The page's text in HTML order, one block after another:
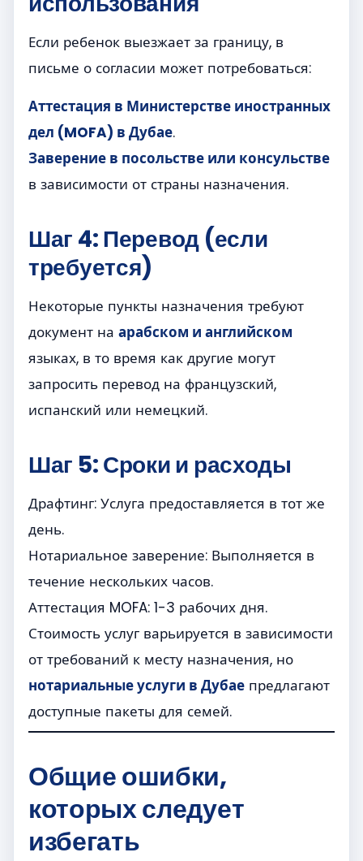
Если ребенок выезжает за границу, в
письме о согласии может потребоваться:
Аттестация в Министерстве иностранных
дел (MOFA) в Дубае.
Заверение в посольстве или консульстве
в зависимости от страны назначения.
Шаг 4: Перевод (если
требуется)
Некоторые пункты назначения требуют
документ на арабском и английском
языках, в то время как другие могут
запросить перевод на французский,
испанский или немецкий.
Шаг 5: Сроки и расходы
Драфтинг: Услуга предоставляется в тот же
день.
Нотариальное заверение: Выполняется в
течение нескольких часов.
Аттестация MOFA: 1-3 рабочих дня.
Стоимость услуг варьируется в зависимости
от требований к месту назначения, но
нотариальные услуги в Дубае предлагают
доступные пакеты для семей.
Общие ошибки,
которых следует
избегать